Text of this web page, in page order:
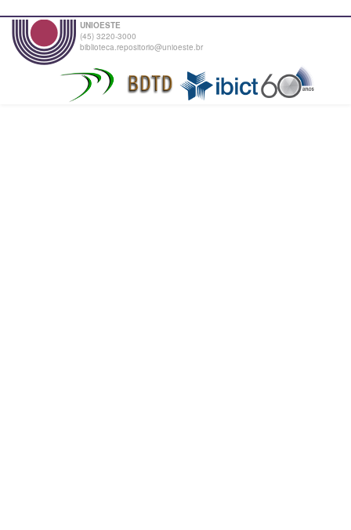
UNIOESTE
(45) 3220-3000
biblioteca.repositorio@unioeste.br